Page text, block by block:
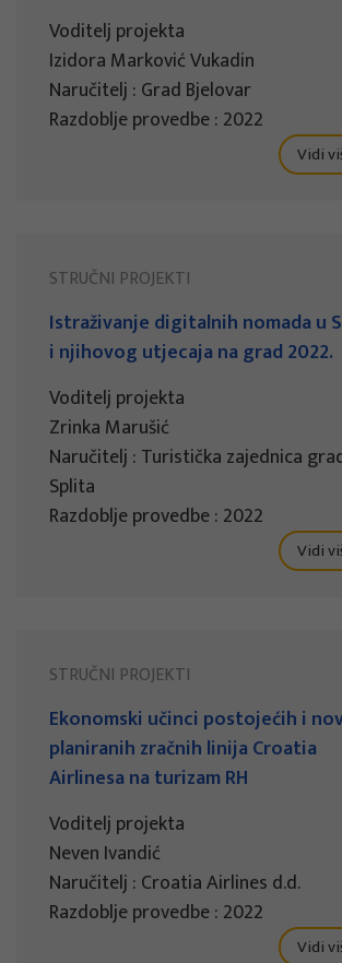
Voditelj projekta
Izidora Marković Vukadin
Naručitelj : Grad Bjelovar
Razdoblje provedbe : 2022
Vidi
STRUČNI PROJEKTI
Istraživanje digitalnih nomada u
i njihovog utjecaja na grad 2022.
Voditelj projekta
Zrinka Marušić
Naručitelj : Turistička zajednica
Splita
Razdoblje provedbe : 2022
Vidi
STRUČNI PROJEKTI
Ekonomski učinci postojećih i
planiranih zračnih linija Croatia
Airlinesa na turizam RH
Voditelj projekta
Neven Ivandić
Naručitelj : Croatia Airlines d.d.
Razdoblje provedbe : 2022
Vidi